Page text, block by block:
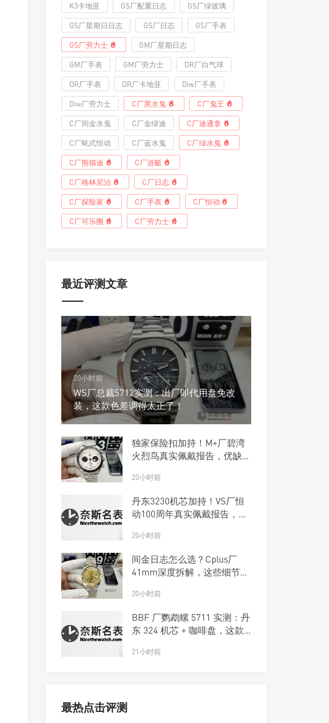
K3卡地亚 GS厂配重日志 GS厂绿玻璃
GS厂星期日日志 GS厂日志 GS厂手表
GS厂劳力士 GM厂星期日志
GM厂手表 GM厂劳力士 DR厂白气球
DR厂手表 DR厂卡地亚 Diw厂手表
Diw厂劳力士 C厂黑水鬼 C厂鬼王
C厂间金水鬼 C厂金绿迪 C厂迪通拿
C厂蚝式恒动 C厂蓝水鬼 C厂绿水鬼
C厂熊猫迪 C厂游艇
C厂格林尼治 C厂日志
C厂探险家 C厂手表 C厂恒动
C厂可乐圈 C厂劳力士
最近评测文章
20小时前
WS厂总裁5712实测：出厂即代用盘免改
装，这款色差调得太正了！
独家保险扣加持！M+厂碧湾
火烈鸟真实佩戴报告，优缺点
20小时前
丹东3230机芯加持！VS厂恒
动100周年真实佩戴报告，优
20小时前
间金日志怎么选？Cplus厂
41mm深度拆解，这些细节商
20小时前
BBF 厂鹦鹉螺 5711 实测：丹
东 324 机芯 + 咖啡盘，这款
21小时前
最热点击评测